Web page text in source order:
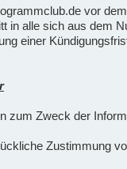
vor
in alle sich aus dem
einer
zum Zweck der
Zustimmung